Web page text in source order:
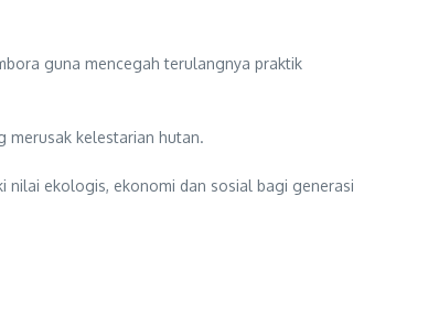
guna mencegah terulangnya praktik
merusak kelestarian hutan.
nilai ekologis, ekonomi dan sosial bagi generasi